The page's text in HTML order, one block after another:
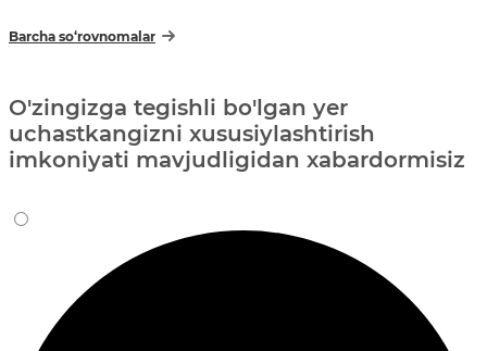
Barcha so‘rovnomalar
O'zingizga tegishli bo'lgan yer
uchastkangizni xususiylashtirish
imkoniyati mavjudligidan xabardormisiz